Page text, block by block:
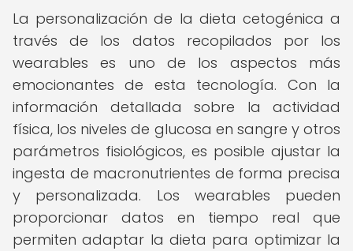
La personalización de la dieta cetogénica a
través de los datos recopilados por los
wearables es uno de los aspectos más
emocionantes de esta tecnología. Con la
información detallada sobre la actividad
física, los niveles de glucosa en sangre y otros
parámetros fisiológicos, es posible ajustar la
ingesta de macronutrientes de forma precisa
y personalizada. Los wearables pueden
proporcionar datos en tiempo real que
permiten adaptar la dieta para optimizar la